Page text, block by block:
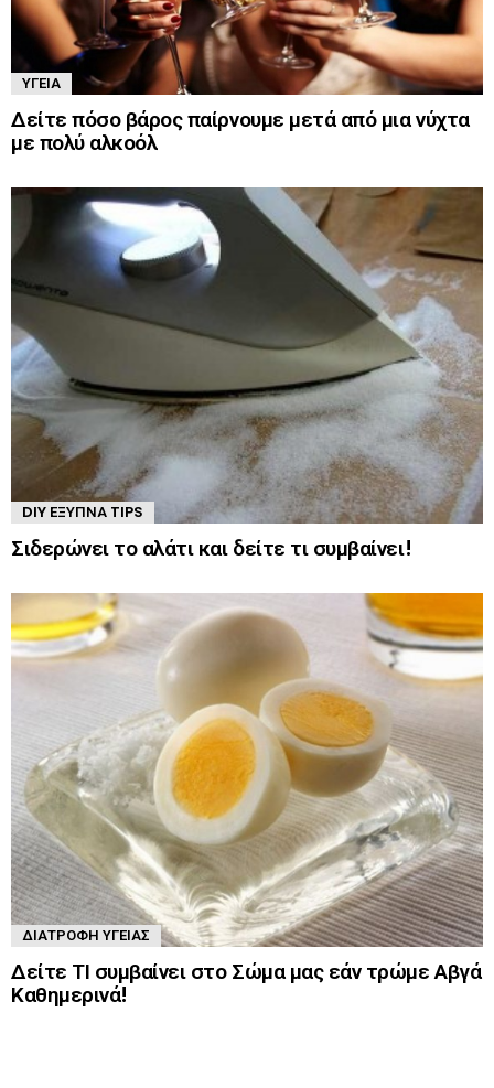
ΥΓΕΊΑ
Δείτε πόσο βάρος παίρνουμε μετά από μια νύχτα
με πολύ αλκοόλ
DIY ΈΞΥΠΝΑ TIPS
Σιδερώνει το αλάτι και δείτε τι συμβαίνει!
ΔΙΑΤΡΟΦΉ ΥΓΕΊΑΣ
Δείτε ΤΙ συμβαίνει στο Σώμα μας εάν τρώμε Αβγά
Καθημερινά!